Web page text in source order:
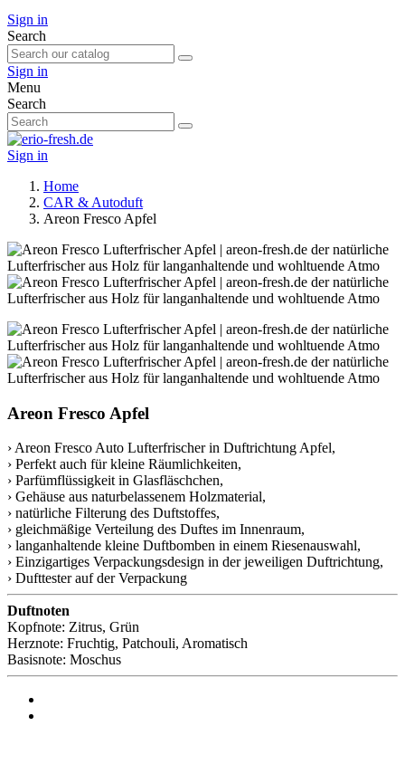
Sign in
Search
Sign in
Menu
Search
Sign in
Home
CAR & Autoduft
Areon Fresco Apfel
Areon Fresco Apfel
› Areon Fresco Auto Lufterfrischer in Duftrichtung Apfel,
› Perfekt auch für kleine Räumlichkeiten,
› Parfümflüssigkeit in Glasfläschchen,
› Gehäuse aus naturbelassenem Holzmaterial,
› natürliche Filterung des Duftstoffes,
› gleichmäßige Verteilung des Duftes im Innenraum,
› langanhaltende kleine Duftbomben in einem Riesenauswahl,
› Einzigartiges Verpackungsdesign in der jeweiligen Duftrichtung,
› Dufttester auf der Verpackung
Duftnoten
Kopfnote: Zitrus, Grün
Herznote: Fruchtig, Patchouli, Aromatisch
Basisnote: Moschus